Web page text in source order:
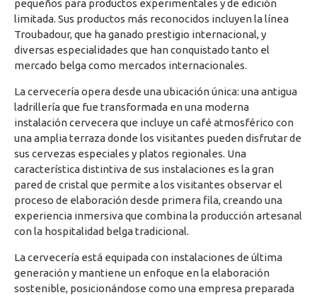
pequeños para productos experimentales y de edición
limitada. Sus productos más reconocidos incluyen la línea
Troubadour, que ha ganado prestigio internacional, y
diversas especialidades que han conquistado tanto el
mercado belga como mercados internacionales.
La cervecería opera desde una ubicación única: una antigua
ladrillería que fue transformada en una moderna
instalación cervecera que incluye un café atmosférico con
una amplia terraza donde los visitantes pueden disfrutar de
sus cervezas especiales y platos regionales. Una
característica distintiva de sus instalaciones es la gran
pared de cristal que permite a los visitantes observar el
proceso de elaboración desde primera fila, creando una
experiencia inmersiva que combina la producción artesanal
con la hospitalidad belga tradicional.
La cervecería está equipada con instalaciones de última
generación y mantiene un enfoque en la elaboración
sostenible, posicionándose como una empresa preparada